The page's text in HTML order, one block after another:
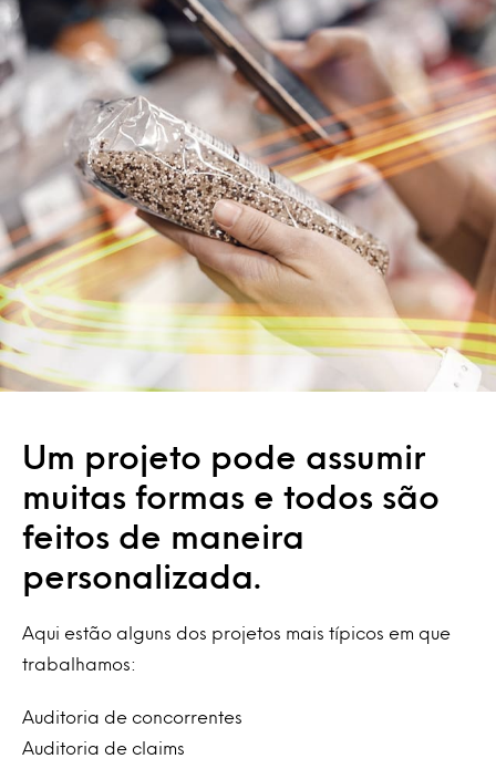
Um projeto pode assumir
muitas formas e todos são
feitos de maneira
personalizada.
Aqui estão alguns dos projetos mais típicos em que
trabalhamos:
Auditoria de concorrentes
Auditoria de claims